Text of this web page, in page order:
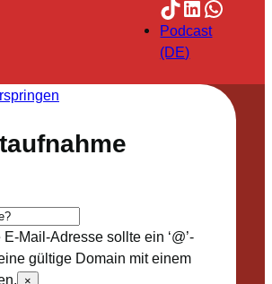
TikTok
LinkedIn
Podcast
(DE)
E-Mail-Adresse sollte ein ‘@’-
gültige Domain mit einem
×